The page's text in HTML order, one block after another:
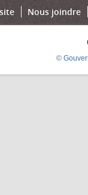
Nous joindre
©